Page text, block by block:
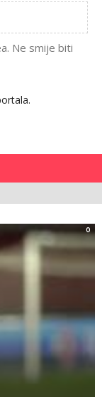
Ne smije biti
0